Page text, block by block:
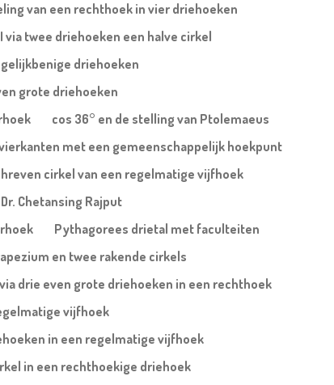
van een rechthoek in vier driehoeken
via twee driehoeken een halve cirkel
gelijkbenige driehoeken
grote driehoeken
cos 36° en de stelling van Ptolemaeus
met een gemeenschappelijk hoekpunt
cirkel van een regelmatige vijfhoek
Chetansing Rajput
Pythagorees drietal met faculteiten
en twee rakende cirkels
drie even grote driehoeken in een rechthoek
vijfhoek
in een regelmatige vijfhoek
in een rechthoekige driehoek